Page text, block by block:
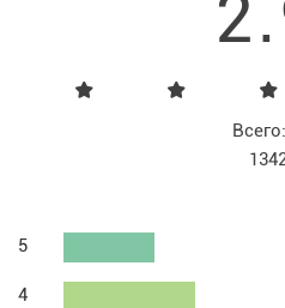
Всего:
5
4